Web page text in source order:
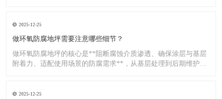
2025-12-25
做环氧防腐地坪需要注意哪些细节？
做环氧防腐地坪的核心是**阻断腐蚀介质渗透、确保涂层与基层
附着力、适配使用场景的防腐需求**，从基层处理到后期维护，
2025-12-25